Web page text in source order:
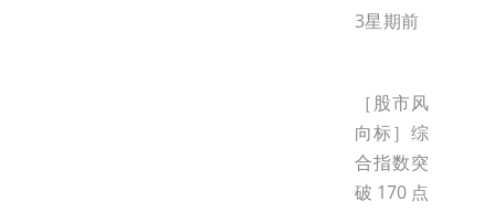
3星期前
［股市风
向标］综
合指数突
破170点